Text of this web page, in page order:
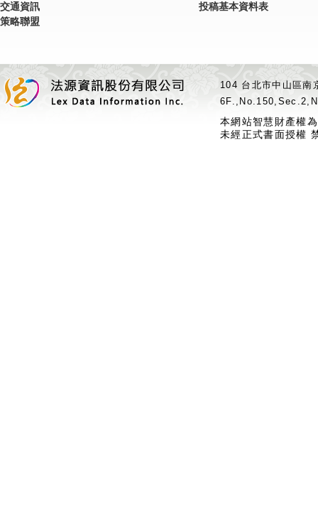
交通資訊
策略聯盟
投稿基本資料表
104 台北市中山區
本網站智慧財產權
未經正式書面授權